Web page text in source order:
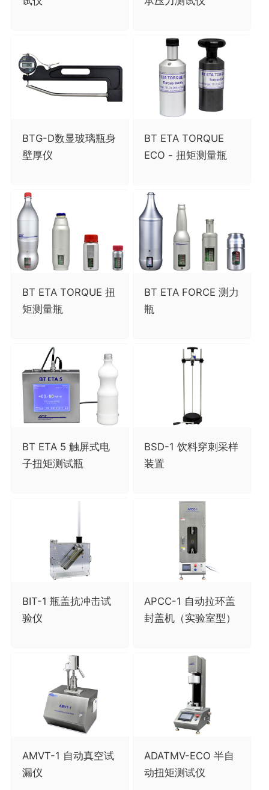
BTG-D数显玻璃瓶身
壁厚仪
BT ETA TORQUE
ECO - 扭矩测量瓶
BT ETA TORQUE 扭
矩测量瓶
BT ETA FORCE 测力
瓶
BT ETA 5 触屏式电
子扭矩测试瓶
BSD-1 饮料穿刺采样
装置
BIT-1 瓶盖抗冲击试
验仪
APCC-1 自动拉环盖
封盖机（实验室型）
AMVT-1 自动真空试
漏仪
ADATMV-ECO 半自
动扭矩测试仪